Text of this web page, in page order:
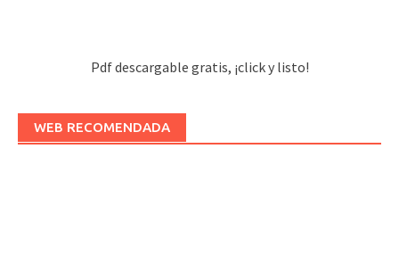
Pdf descargable gratis, ¡click y listo!
WEB RECOMENDADA